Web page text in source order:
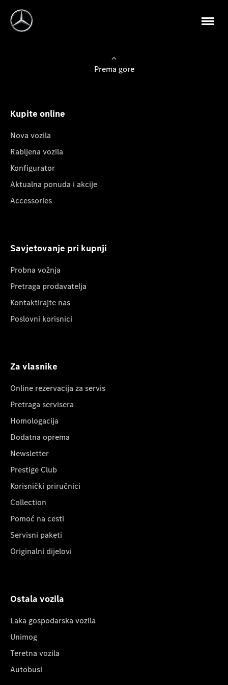
Prema gore
Kupite online
Nova vozila
Rabljena vozila
Konfigurator
Aktualna ponuda i akcije
Accessories
Savjetovanje pri kupnji
Probna vožnja
Pretraga prodavatelja
Kontaktirajte nas
Poslovni korisnici
Za vlasnike
Online rezervacija za servis
Pretraga servisera
Homologacija
Dodatna oprema
Newsletter
Prestige Club
Korisnički priručnici
Collection
Pomoć na cesti
Servisni paketi
Originalni dijelovi
Ostala vozila
Laka gospodarska vozila
Unimog
Teretna vozila
Autobusi